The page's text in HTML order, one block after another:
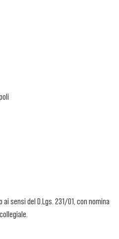
sensi del D.Lgs. 231/01, con nomina